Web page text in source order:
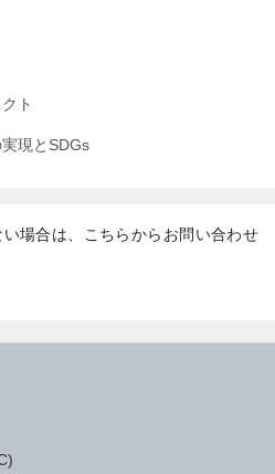
ト
現とSDGs
場合は、こちらからお問い合わせ